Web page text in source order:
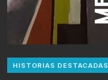
HISTORIAS DESTACADAS